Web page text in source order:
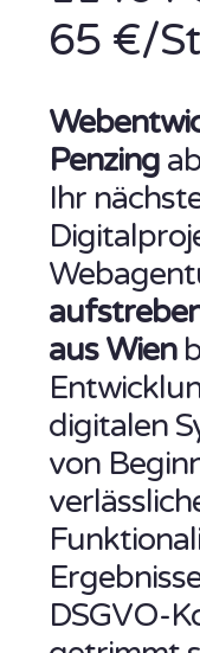
65 €/
Penzing
Ihr
aus Wien
digitalen
von
DSGVO-